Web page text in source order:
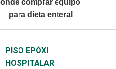
SOBRE TOUCA
BRANCA
touca branca
descartável em uma
onde comprar equipo
para dieta enteral
PISO EPÓXI
HOSPITALAR